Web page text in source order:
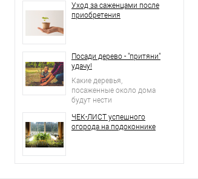
Уход за саженцами после
приобретения
Посади дерево - "притяни"
удачу!
Какие деревья,
посаженные около дома
будут нести
энергетику, а какие станут
притягивать негативные
ЧЕК-ЛИСТ успешного
огорода на подоконнике